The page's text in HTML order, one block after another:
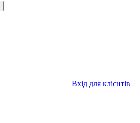
Вхід для клієнтів